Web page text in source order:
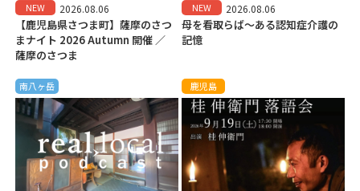
NEW 2026.08.06
【鹿児島県さつま町】薩摩のさつ
まナイト 2026 Autumn 開催 ／
薩摩のさつま
NEW 2026.08.06
母を看取らば～ある認知症介護の
記憶
南八ヶ岳 鹿児島